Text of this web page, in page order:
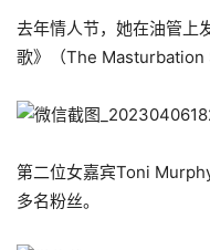
去年情人节，她在油管上
歌》（The Masturbation
第二位女嘉宾Toni
多名粉丝。